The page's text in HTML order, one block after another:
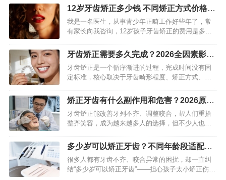
已经定型了，可牙齿一辈子都能够移动。30岁去做
牙齿矫正，不但完全行…
12岁牙齿矫正多少钱 不同矫正方式价格大
不同
我是一名医生，从事青少年正畸工作好些年了，常
有家长向我咨询，12岁孩子牙齿矫正的费用是多
诸多因素，差别可大了，少则几千，多则好几万。
接下来，我会详细剖析费…
牙齿矫正需要多久完成？2026全因素影响
指南
牙齿矫正是一个循序渐进的过程，完成时间没有固
定标准，核心取决于牙齿畸形程度、矫正方式、年
矫正人群都希望快速完成矫正，但盲目追求速度可
能影响矫正效果与口腔…
矫正牙齿有什么副作用和危害？2026原创
科普+避坑指南
牙齿矫正能改善牙列不齐、调整咬合，帮人们重拾
整齐笑容，成为越来越多人的选择，但不少人也会
畸治疗的副作用大多是短期、可缓解的正常反应，
而严重危害多源于不规…
多少岁可以矫正牙齿？不同年龄段适配指
南（2026最新）
很多人都有牙齿不齐、咬合异常的困扰，却一直纠
结“多少岁可以矫正牙齿”——担心孩子太小矫正伤牙